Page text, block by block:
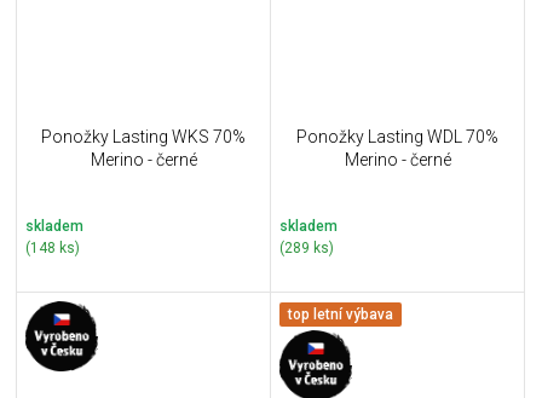
Ponožky Lasting WKS 70%
Merino - černé
skladem
(148 ks)
Ponožky Lasting WDL 70%
Merino - černé
skladem
(289 ks)
top letní výbava